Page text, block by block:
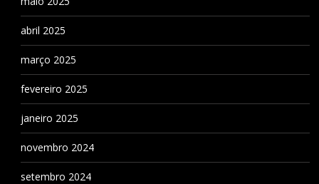
abril 2025
março 2025
fevereiro 2025
janeiro 2025
novembro 2024
setembro 2024